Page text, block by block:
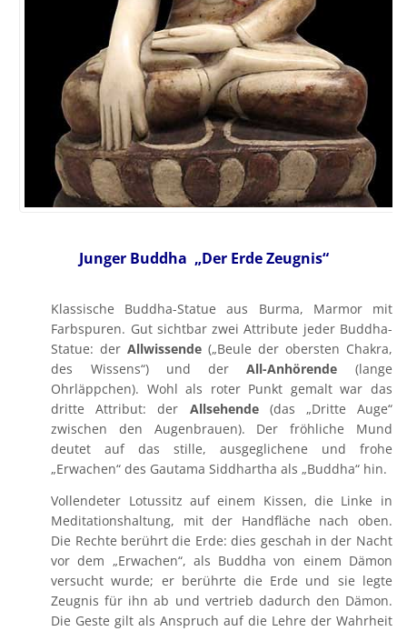
Junger Buddha „Der Erde Zeugnis“
Klassische Buddha-Statue aus Burma, Marmor mit
Farbspuren. Gut sichtbar zwei Attribute jeder Buddha-
Statue: derAllwissende („Beule der obersten Chakra,
des Wissens“) und derAll-Anhörende (lange
Ohrläppchen). Wohl als roter Punkt gemalt war das
dritte Attribut: der Allsehende(das „Dritte Auge“
zwischen den Augenbrauen). Der fröhliche Mund
deutet auf das stille, ausgeglichene und frohe
„Erwachen“ des Gautama Siddhartha als „Buddha“ hin.
Vollendeter Lotussitz auf einem Kissen, die Linke in
Meditationshaltung, mit der Handfläche nach oben.
Die Rechte berührt die Erde: dies geschah in der Nacht
vor dem „Erwachen“, als Buddha von einem Dämon
versucht wurde; er berührte die Erde und sie legte
Zeugnis für ihn ab und vertrieb dadurch den Dämon.
Die Geste gilt als Anspruch auf die Lehre der Wahrheit